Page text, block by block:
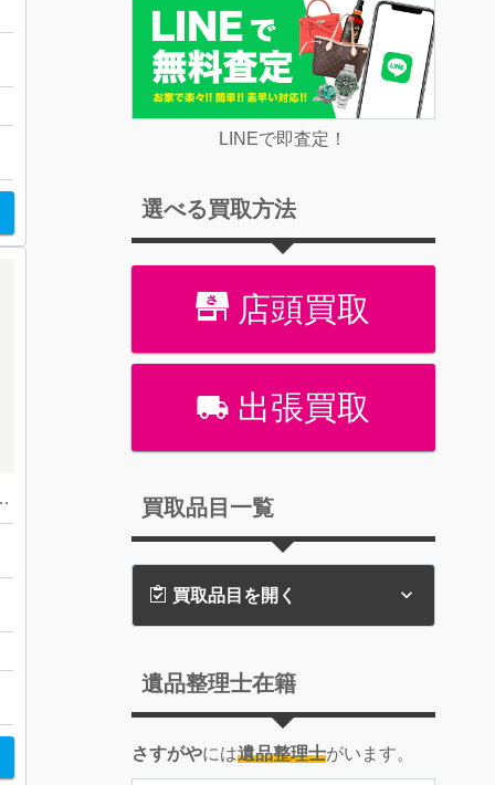
ペンダントトップ
LINEで即査定！
選べる買取方法
店頭買取
出張買取
買取品目一覧
買取品目を開く
遺品整理士在籍
さすがやには遺品整理士がいます。